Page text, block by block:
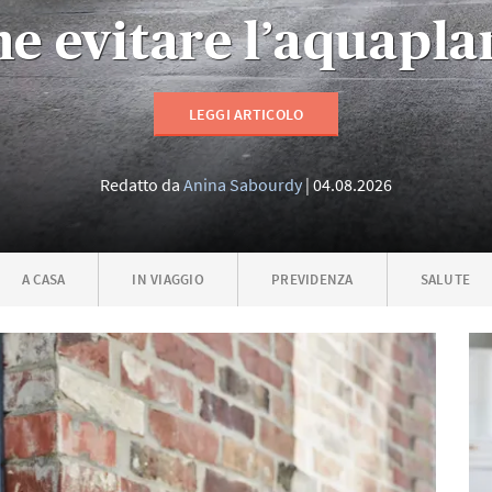
evitare
LEGGI ARTICOLO
Redatto da Anina Sabourdy 04.08.2026
A CASA IN VIAGGIO PREVIDENZA SALUTE